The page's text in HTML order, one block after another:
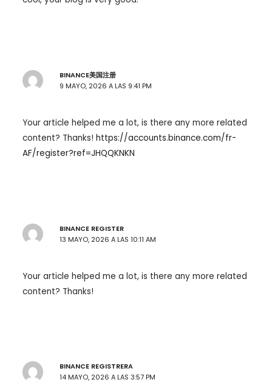
BINANCE美国注册
9 MAYO, 2026 A LAS 9:41 PM
Your article helped me a lot, is there any more related
content? Thanks! https://accounts.binance.com/fr-
AF/register?ref=JHQQKNKN
BINANCE REGISTER
13 MAYO, 2026 A LAS 10:11 AM
Your article helped me a lot, is there any more related
content? Thanks!
BINANCE REGISTRERA
14 MAYO, 2026 A LAS 3:57 PM